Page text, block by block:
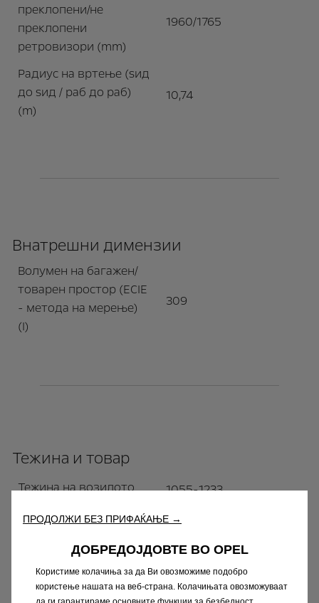
преклопени/не
преклопени
ретровизори (mm)
1960/1765
Радиус на вртење (ѕид
до ѕид / раб до раб)
(m)
10,74
Внатрешни димензии
Волумен на багажен/
товарен простор (ECIE
- метода на мерење)
(I)
309
Тежина и товар
Тежина на возилото
1055-1233
Капацитет на
гориво (l)
Макс. тежина на
влечење со сопирачки
ПРОДОЛЖИ БЕЗ ПРИФАЌАЊЕ →
ДОБРЕДОЈДОВТЕ ВО OPEL
Користиме колачиња за да Ви овозможиме подобро
користење нашата на веб-страна. Колачињата овозможуваат